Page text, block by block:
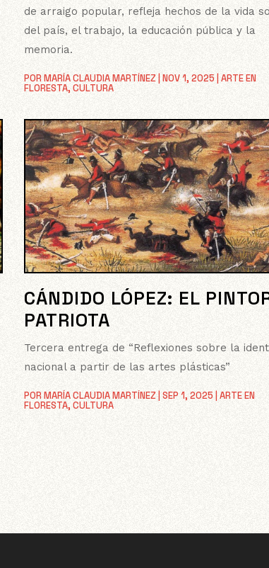
POR MARÍA CLAUDIA MARTÍNEZ| NOV 1, 2025 ARTE EN
FLORESTA, CULTURA
de arraigo popular, refleja hechos de la vida
del país, el trabajo, la educación pública y la
memoria.
CÁNDIDO LÓPEZ: EL
PATRIOTA
PORMARÍA CLAUDIA MARTÍNEZ| SEP 1, 2025| ARTE EN
FLORESTA, CULTURA
Tercera entrega de “Reflexiones sobre la
nacional a partir de las artes plásticas”